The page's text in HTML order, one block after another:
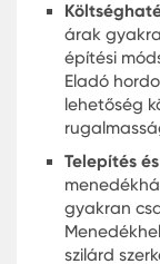
jelenti,
Árak:A
mint a
Eladó
A vásárlás